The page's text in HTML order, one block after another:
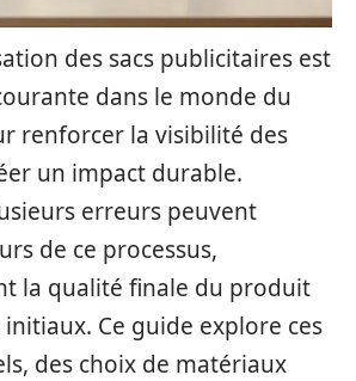
des sacs publicitaires est
dans le monde du
renforcer la visibilité des
un impact durable.
erreurs peuvent
de ce processus,
la qualité finale du produit
Ce guide explore ces
des choix de matériaux